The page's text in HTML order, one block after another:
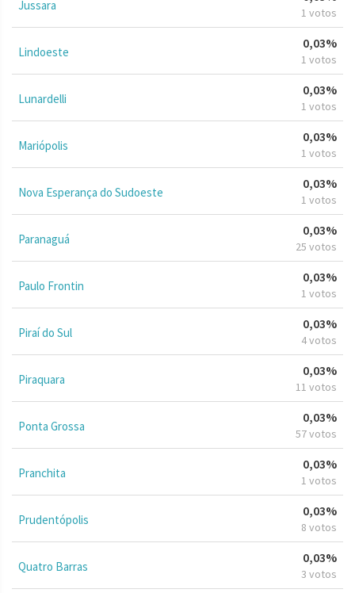
Jussara 1 votos
Lindoeste
0,03%
1 votos
Lunardelli
0,03%
1 votos
Mariópolis
0,03%
1 votos
Nova Esperança do Sudoeste
0,03%
1 votos
Paranaguá
0,03%
25 votos
Paulo Frontin
0,03%
1 votos
Piraí do Sul
0,03%
4 votos
Piraquara
0,03%
11 votos
Ponta Grossa
0,03%
57 votos
Pranchita
0,03%
1 votos
Prudentópolis
0,03%
8 votos
Quatro Barras
0,03%
3 votos